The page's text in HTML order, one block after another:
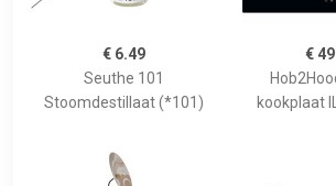
€ 6.49
Seuthe 101
Stoomdestillaat (*101)
€
kookplaat